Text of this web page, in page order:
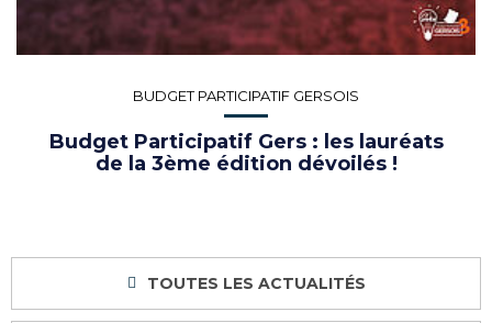
BUDGET PARTICIPATIF GERSOIS
Budget Participatif Gers : les lauréats
de la 3ème édition dévoilés !
TOUTES LES ACTUALITÉS